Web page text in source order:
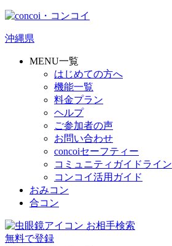
沖縄県
MENU一覧
はじめての方へ
機能一覧
料金プラン
ヘルプ
ご参加者の声
お問い合わせ
concoiセーフティー
コミュニティガイドライン
コンコイ活用ガイド
おみコン
合コン
お相手検索
無料で登録